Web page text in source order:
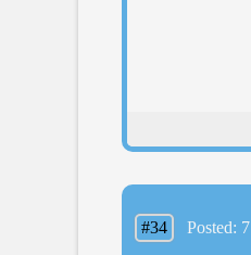
#34 Posted: